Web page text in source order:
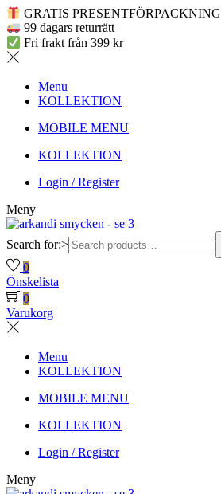
GRATIS PRESENTFÖRPACKNING
99 dagars returrätt
Fri frakt från 399 kr
Menu
KOLLEKTION
MOBILE MENU
KOLLEKTION
Login / Register
Meny
Search for:>
0
Önskelista
0
Varukorg
Menu
KOLLEKTION
MOBILE MENU
KOLLEKTION
Login / Register
Meny